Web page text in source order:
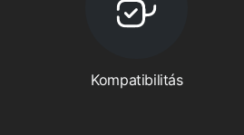
Kompatibilitás